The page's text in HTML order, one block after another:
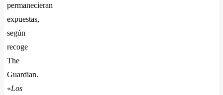
permanecieran
expuestas,
según
recoge
The
Guardian.
«Los